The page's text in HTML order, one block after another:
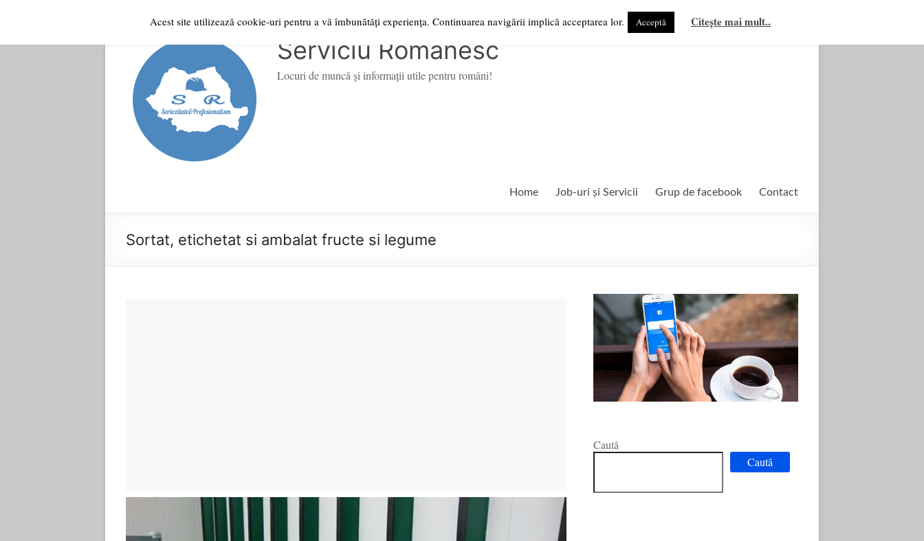
Serviciu Românesc
Locuri de muncă şi informații utile pentru români!
Home Job-uri și Servicii Grup de facebook Contact
Sortat, etichetat si ambalat fructe si legume
Caută
Caută
Acest site utilizează cookie-uri pentru a vă îmbunătăți experiența. Continuarea navigării implică acceptarea lor. Acceptă Citește mai mult..